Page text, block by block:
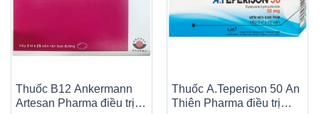
Thuốc B12 Ankermann
Artesan Pharma điều trị
Thuốc A.Teperison 50 An
Thiên Pharma điều trị